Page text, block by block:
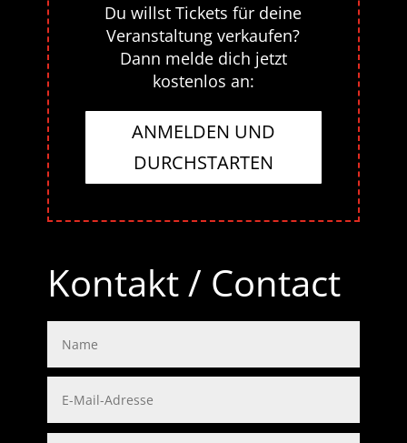
Du willst Tickets für deine
Veranstaltung verkaufen?
Dann melde dich jetzt
kostenlos an:
ANMELDEN UND
DURCHSTARTEN
Kontakt / Contact